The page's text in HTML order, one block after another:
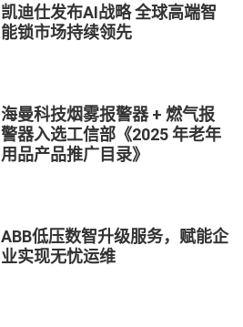
凯迪仕发布AI战略 全球高端智
能锁市场持续领先
海曼科技烟雾报警器 + 燃气报
警器入选工信部《2025 年老年
用品产品推广目录》
ABB低压数智升级服务，赋能企
业实现无忧运维